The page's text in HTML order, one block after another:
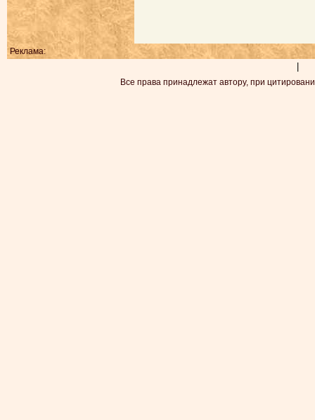
Реклама:
Все права принадлежат автору, при